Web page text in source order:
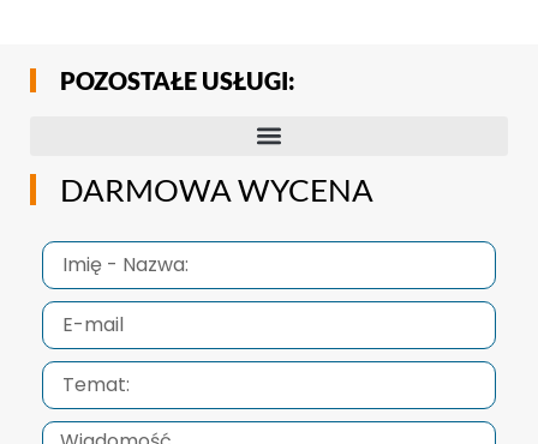
POZOSTAŁE USŁUGI:
DARMOWA WYCENA